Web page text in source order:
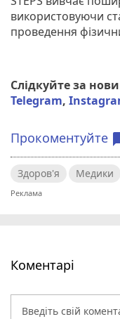
використовуючи
проведення
Слідкуйте за
Telegram,
Прокоментуйте
Здоров'я Медики
Коментарі